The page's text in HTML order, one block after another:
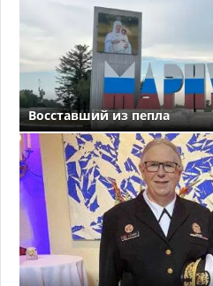
Восставший из пепла